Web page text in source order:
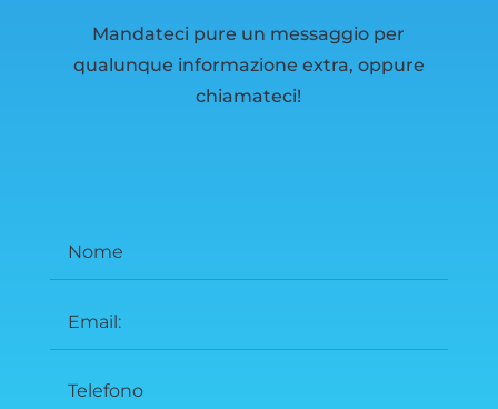
Mandateci pure un messaggio per
qualunque informazione extra, oppure
chiamateci!